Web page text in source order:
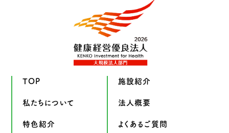
TOP
私たちについて
特色紹介
施設紹介
法人概要
よくあるご質問